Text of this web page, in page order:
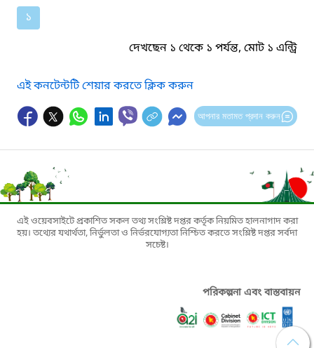
১
দেখছেন ১ থেকে ১ পর্যন্ত, মোট ১ এন্ট্রি
এই কনটেন্টটি শেয়ার করতে ক্লিক করুন
আপনার মতামত প্রদান করুন
এই ওয়েবসাইটে প্রকাশিত সকল তথ্য সংশ্লিষ্ট দপ্তর কর্তৃক নিয়মিত হালনাগাদ করা
হয়। তথ্যের যথার্থতা, নির্ভুলতা ও নির্ভরযোগ্যতা নিশ্চিত করতে সংশ্লিষ্ট দপ্তর সর্বদা
সচেষ্ট।
পরিকল্পনা এবং বাস্তবায়ন